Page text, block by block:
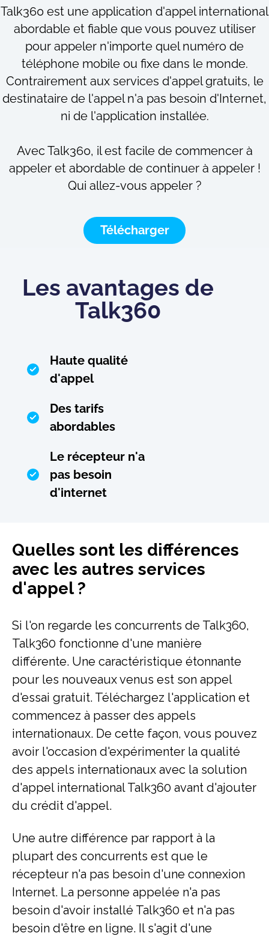
Talk360 est une application d'appel international
abordable et fiable que vous pouvez utiliser
pour appeler n'importe quel numéro de
téléphone mobile ou fixe dans le monde.
Contrairement aux services d'appel gratuits, le
destinataire de l'appel n'a pas besoin d'Internet,
ni de l'application installée.
Avec Talk360, il est facile de commencer à
appeler et abordable de continuer à appeler !
Qui allez-vous appeler ?
Télécharger
Les avantages de
Talk360
Haute qualité
d'appel
Des tarifs
abordables
Le récepteur n'a
pas besoin
d'internet
Quelles sont les différences
avec les autres services
d'appel ?
Si l'on regarde les concurrents de Talk360,
Talk360 fonctionne d'une manière
différente. Une caractéristique étonnante
pour les nouveaux venus est son appel
d'essai gratuit. Téléchargez l'application et
commencez à passer des appels
internationaux. De cette façon, vous pouvez
avoir l'occasion d'expérimenter la qualité
des appels internationaux avec la solution
d'appel international Talk360 avant d'ajouter
du crédit d'appel.
Une autre différence par rapport à la
plupart des concurrents est que le
récepteur n'a pas besoin d'une connexion
Internet. La personne appelée n'a pas
besoin d'avoir installé Talk360 et n'a pas
besoin d'être en ligne. Il s'agit d'une